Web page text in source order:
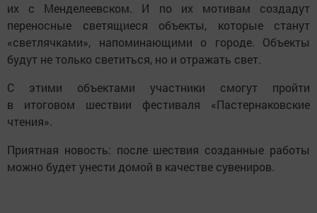
их с Менделеевском. И по их мотивам создадут
переносные светящиеся объекты, которые станут
«светлячками», напоминающими о городе. Объекты
будут не только светиться, но и отражать свет.
С этими объектами участники смогут пройти
в итоговом шествии фестиваля «Пастернаковские
чтения».
Приятная новость: после шествия созданные работы
можно будет унести домой в качестве сувениров.